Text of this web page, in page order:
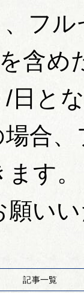
フ
含め
日と
合
す。
願い
記事一覧